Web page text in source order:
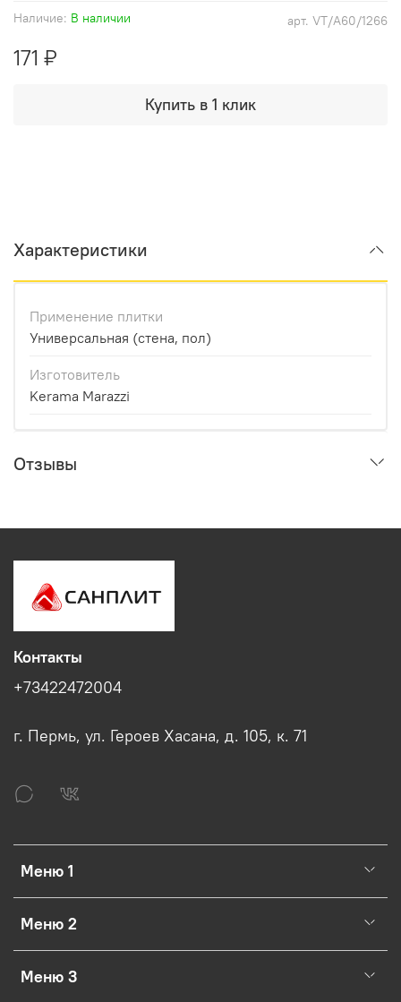
арт. VT/A60/1266
Наличие: В наличии
171 ₽
Купить в 1 клик
Характеристики
Применение плитки
Универсальная (стена, пол)
Изготовитель
Kerama Marazzi
Отзывы
Меню 1
Меню 2
Меню 3
Контакты
+73422472004
г. Пермь, ул. Героев Хасана, д. 105, к. 71